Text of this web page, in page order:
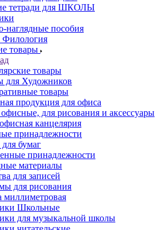
тетради для ШКОЛЫ
наглядные пособия
товары
товары
для Художников
товары
продукция для офиса
для рисования и аксессуары
канцелярия
принадлежности
бумаг
принадлежности
материалы
для записей
для рисования
миллиметровая
Школьные
для музыкальной школы